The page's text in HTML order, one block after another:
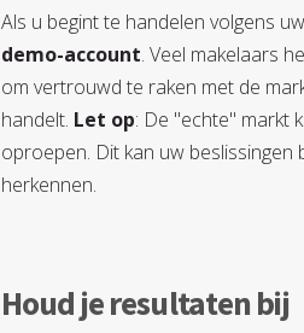
Als u begint te handelen volgens uw
demo-account. Veel makelaars
om vertrouwd te raken met de
handelt. Let op: De "echte" markt
oproepen. Dit kan uw beslissingen
herkennen.
Houd je resultaten bij